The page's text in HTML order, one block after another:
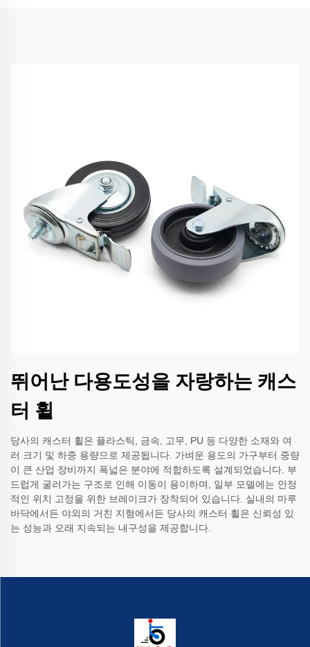
뛰어난 다용도성을 자랑하는 캐스
터 휠
당사의 캐스터 휠은 플라스틱, 금속, 고무, PU 등 다양한 소재와 여
러 크기 및 하중 용량으로 제공됩니다. 가벼운 용도의 가구부터 중량
이 큰 산업 장비까지 폭넓은 분야에 적합하도록 설계되었습니다. 부
드럽게 굴러가는 구조로 인해 이동이 용이하며, 일부 모델에는 안정
적인 위치 고정을 위한 브레이크가 장착되어 있습니다. 실내의 마루
바닥에서든 야외의 거친 지형에서든 당사의 캐스터 휠은 신뢰성 있
는 성능과 오래 지속되는 내구성을 제공합니다.